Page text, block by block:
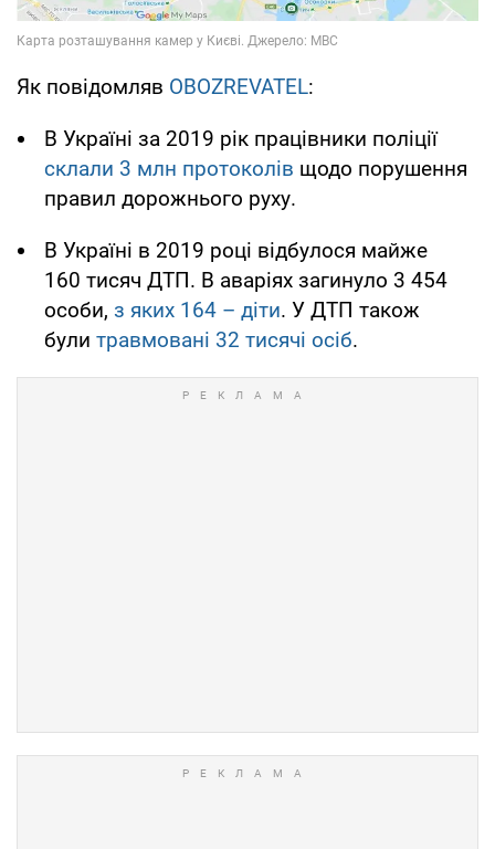
Як повідомляв OBOZREVATEL:
В Україні за 2019 рік працівники поліції
склали 3 млн протоколів щодо порушення
правил дорожнього руху.
В Україні в 2019 році відбулося майже
160 тисяч ДТП. В аваріях загинуло 3 454
особи, з яких 164 – діти. У ДТП також
були травмовані 32 тисячі осіб.